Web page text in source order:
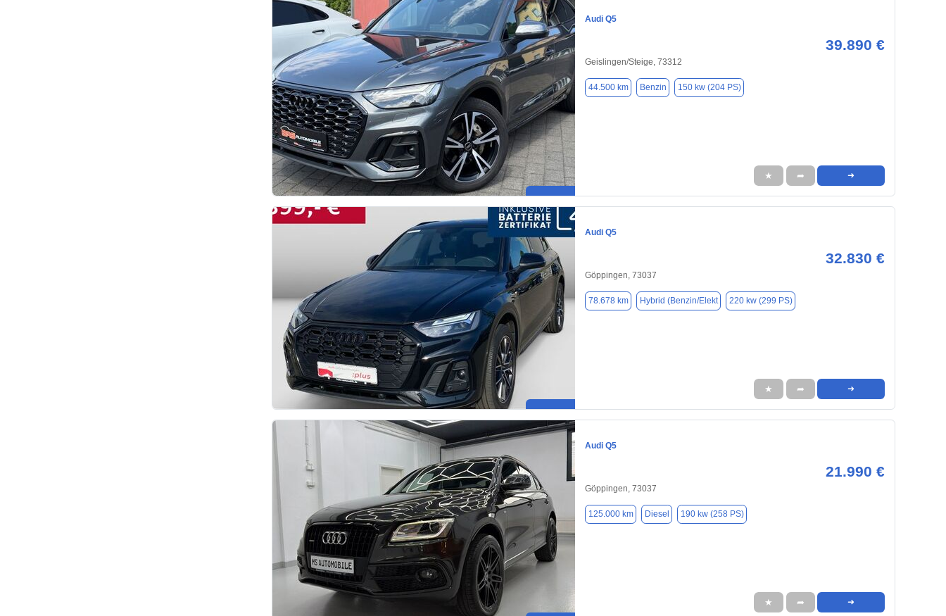
Audi Q5
39.890 €
Geislingen/Steige, 73312
44.500 km Benzin 150 kw (204 PS)
★ ➦ ➜
Audi Q5
32.830 €
Göppingen, 73037
78.678 km Hybrid (Benzin/Elekt 220 kw (299 PS)
★ ➦ ➜
Audi Q5
21.990 €
Göppingen, 73037
125.000 km Diesel 190 kw (258 PS)
★ ➦ ➜